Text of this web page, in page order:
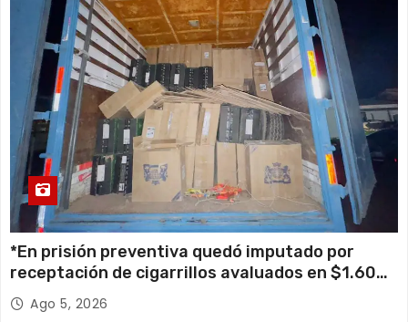
*En prisión preventiva quedó imputado por
receptación de cigarrillos avaluados en $1.600
millones*
Ago 5, 2026